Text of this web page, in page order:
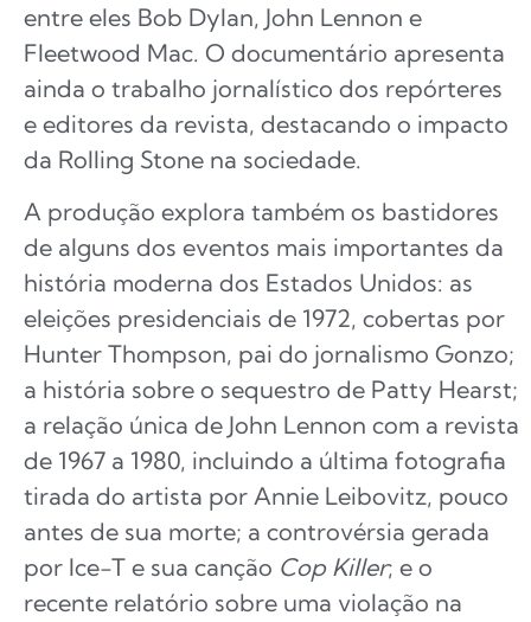
entre eles Bob Dylan, John Lennon e
Fleetwood Mac. O documentário apresenta
ainda o trabalho jornalístico dos repórteres
e editores da revista, destacando o impacto
da Rolling Stone na sociedade.
A produção explora também os bastidores
de alguns dos eventos mais importantes da
história moderna dos Estados Unidos: as
eleições presidenciais de 1972, cobertas por
Hunter Thompson, pai do jornalismo Gonzo;
a história sobre o sequestro de Patty Hearst;
a relação única de John Lennon com a revista
de 1967 a 1980, incluindo a última fotografia
tirada do artista por Annie Leibovitz, pouco
antes de sua morte; a controvérsia gerada
por Ice-T e sua canção Cop Killer; e o
recente relatório sobre uma violação na